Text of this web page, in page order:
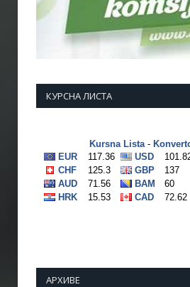
КУРСНА ЛИСТА
АРХИВЕ